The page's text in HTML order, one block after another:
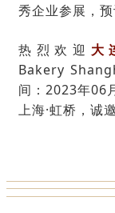
秀企业参展，
热烈欢迎 大
Bakery
间：2023年06
上海·虹桥， 诚